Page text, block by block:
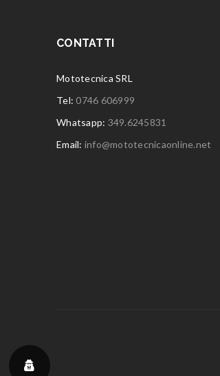
CONTATTI
Mototecnica SRL
Tel:0746 606999
Whatsapp: 349.6245831
Email: info@mototecnicaonline.net